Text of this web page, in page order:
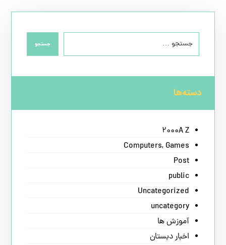
جستجو
دسته‌ها
2000A Z
Computers, Games
Post
public
Uncategorized
uncategory
آموزش ها
اخبار دبستان